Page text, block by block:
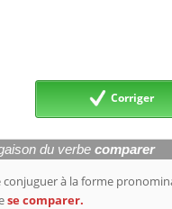
Corriger
du verbecomparer
conjuguer à la forme
se comparer.